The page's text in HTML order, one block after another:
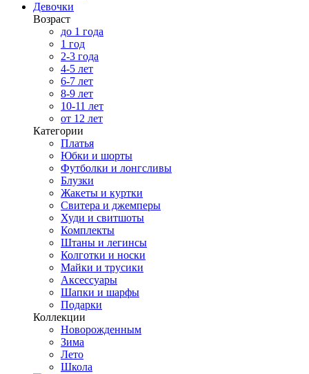
Девочки
Возраст
до 1 года
1 год
2-3 года
4-5 лет
6-7 лет
8-9 лет
10-11 лет
от 12 лет
Категории
Платья
Юбки и шорты
Футболки и лонгсливы
Блузки
Жакеты и куртки
Свитера и джемперы
Худи и свитшоты
Комплекты
Штаны и легинсы
Колготки и носки
Майки и трусики
Аксессуары
Шапки и шарфы
Подарки
Коллекции
Новорожденным
Зима
Лето
Школа